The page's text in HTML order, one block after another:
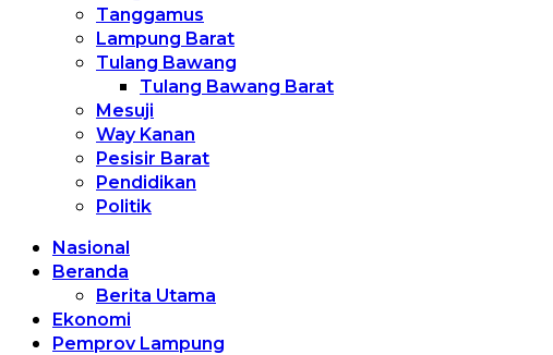
Tanggamus
Lampung Barat
Tulang Bawang
Tulang Bawang Barat
Mesuji
Way Kanan
Pesisir Barat
Pendidikan
Politik
Nasional
Beranda
Berita Utama
Ekonomi
Pemprov Lampung